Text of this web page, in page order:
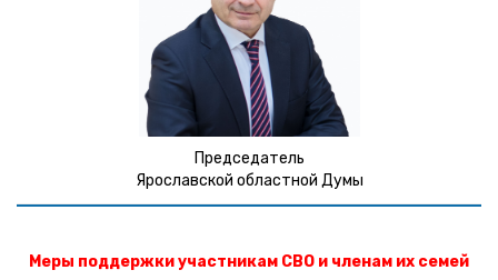
Председатель
Ярославской областной Думы
Меры поддержки участникам СВО и членам их семей